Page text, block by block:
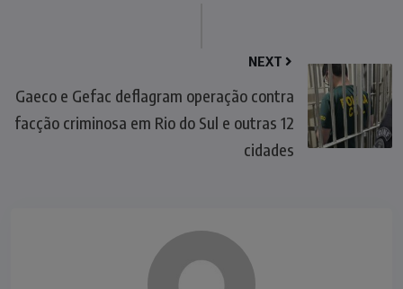
NEXT
Gaeco e Gefac deflagram operação contra
facção criminosa em Rio do Sul e outras 12
cidades